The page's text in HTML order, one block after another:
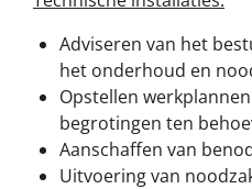
Adviseren van het
het onderhoud en
Opstellen
begrotingen ten
Aanschaffen van
Uitvoering van